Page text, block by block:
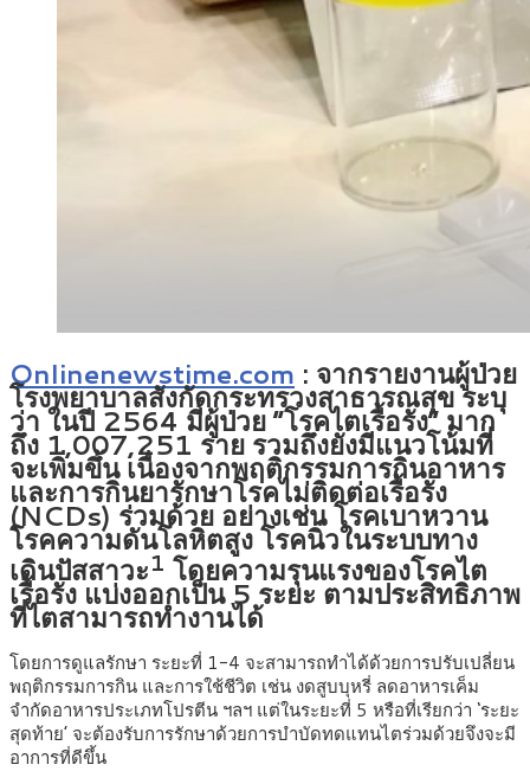
Onlinenewstime.com : จากรายงานผู้ป่วย
โรงพยาบาลสังกัดกระทรวงสาธารณสุข ระบุ
ว่า ในปี 2564 มีผู้ป่วย “โรคไตเรื้อรัง” มาก
ถึง 1,007,251 ราย รวมถึงยังมีแนวโน้มที่
จะเพิ่มขึ้น เนื่องจากพฤติกรรมการกินอาหาร
และการกินยารักษาโรคไม่ติดต่อเรื้อรัง
(NCDs) ร่วมด้วย อย่างเช่น โรคเบาหวาน
โรคความดันโลหิตสูง โรคนิ่วในระบบทาง
เดินปัสสาวะ1 โดยความรุนแรงของโรคไต
เรื้อรัง แบ่งออกเป็น 5 ระยะ ตามประสิทธิภาพ
ที่ไตสามารถทำงานได้
โดยการดูแลรักษา ระยะที่ 1-4 จะสามารถทำได้ด้วยการปรับเปลี่ยน
พฤติกรรมการกิน และการใช้ชีวิต เช่น งดสูบบุหรี่ ลดอาหารเค็ม
จำกัดอาหารประเภทโปรตีน ฯลฯ แต่ในระยะที่ 5 หรือที่เรียกว่า ‘ระยะ
สุดท้าย’ จะต้องรับการรักษาด้วยการบำบัดทดแทนไตร่วมด้วยจึงจะมี
อาการที่ดีขึ้น